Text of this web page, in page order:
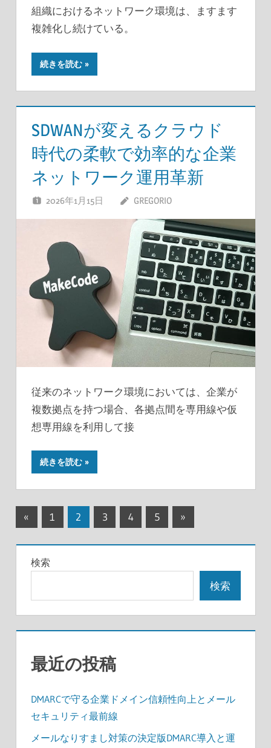
組織におけるネットワーク環境は、ますます
複雑化し続けている。
続きを読む
SDWANが変えるクラウド
時代の柔軟で効率的な企業
ネットワーク運用革新
2026年1月15日 GREGORIO
従来のネットワーク環境においては、企業が
複数拠点を持つ場合、各拠点間を専用線や仮
想専用線を利用して接
続きを読む
投
稿
の
ー
ジ
送
«
事
1 2 3 4 5
次
事
»
検索
検索
最近の投稿
DMARCで守る企業ドメイン信頼性向上とメール
セキュリティ最前線
メールなりすまし対策の決定版DMARC導入と運